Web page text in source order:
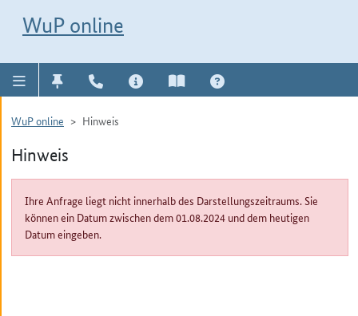
WuP online
WuP online Hinweis
Hinweis
Ihre Anfrage liegt nicht innerhalb des Darstellungszeitraums. Sie
können ein Datum zwischen dem 01.08.2024 und dem heutigen
Datum eingeben.